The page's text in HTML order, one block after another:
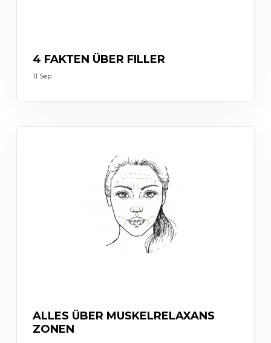
4 FAKTEN ÜBER FILLER
11 Sep
ALLES ÜBER MUSKELRELAXANS
ZONEN